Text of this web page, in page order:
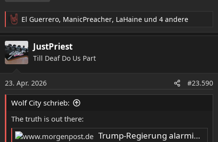
R
e
a
k
t
o
n
e
n
El Guerrero, ManicPreacher, LaHaine und 4 andere
JustPriest
Till Deaf Do Us Part
23. Apr. 2026 #23.590
Wolf City schrieb:
The truth is out there:
Trump-Regierung alarmiert: Mehrere Ufo-Forscher erleiden rätselhaftes Schicksal